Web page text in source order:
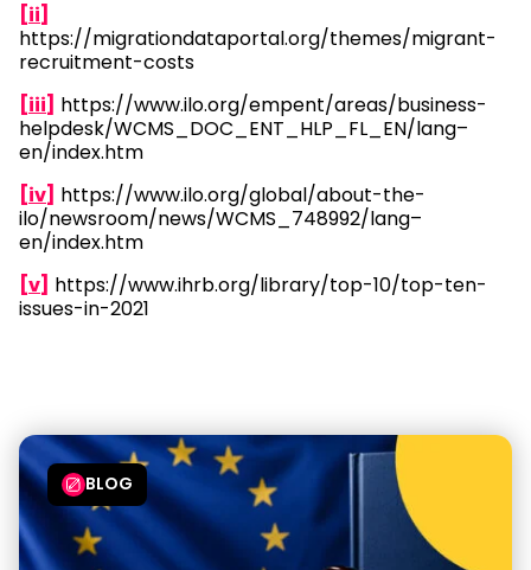
[ii]
https://migrationdataportal.org/themes/migrant-
recruitment-costs
[iii] https://www.ilo.org/empent/areas/business-
helpdesk/WCMS_DOC_ENT_HLP_FL_EN/lang–
en/index.htm
[iv] https://www.ilo.org/global/about-the-
ilo/newsroom/news/WCMS_748992/lang–
en/index.htm
[v] https://www.ihrb.org/library/top-10/top-ten-
issues-in-2021
BLOG